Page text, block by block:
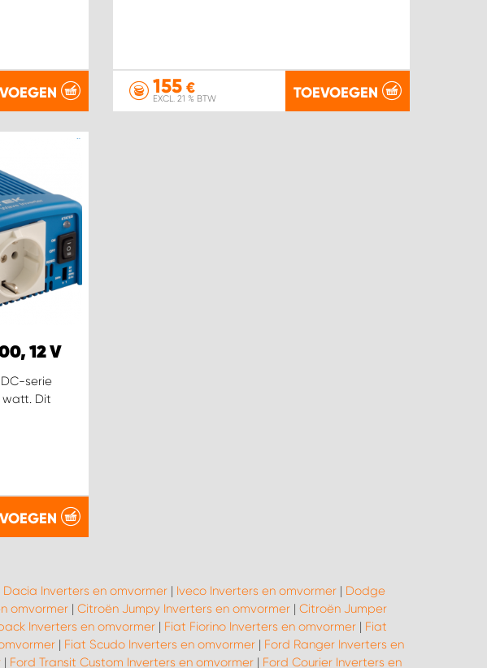
155 €
EXCL. 21 % BTW TOEVOEGEN
12 V
serie
watt. Dit
Dacia Inverters en omvormer| Iveco Inverters en omvormer| Dodge
omvormer| Citroën Jumpy Inverters en omvormer| Citroën Jumper
Inverters en omvormer| Fiat Fiorino Inverters en omvormer| Fiat
| Fiat Scudo Inverters en omvormer| Ford Ranger Inverters en
| Ford Transit Custom Inverters en omvormer| Ford Courier Inverters en